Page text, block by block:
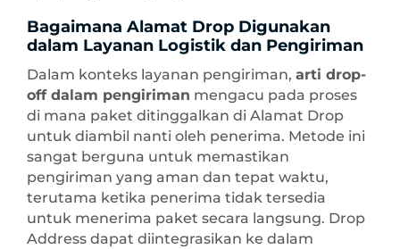
Bagaimana Alamat Drop Digunakan
dalam Layanan Logistik dan Pengiriman
Dalam konteks layanan pengiriman, arti drop-
off dalam pengiriman mengacu pada proses
di mana paket ditinggalkan di Alamat Drop
untuk diambil nanti oleh penerima. Metode ini
sangat berguna untuk memastikan
pengiriman yang aman dan tepat waktu,
terutama ketika penerima tidak tersedia
untuk menerima paket secara langsung. Drop
Address dapat diintegrasikan ke dalam